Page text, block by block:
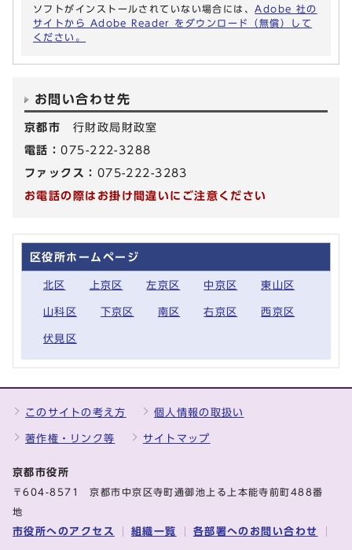
ソフトがインストールされていない場合には、 Adobe 社の
サイトから Adobe Reader をダウンロード（無償）して
ください。
お問い合わせ先
京都市 行財政局財政室
電話：075-222-3288
ファックス： 075-222-3283
お電話の際はお掛け間違いにご注意ください
区役所ホームページ
北区 上京区 左京区 中京区 東山区
山科区 下京区 南区 右京区 西京区
伏見区
このサイトの考え方 個人情報の取扱い
著作権・リンク等 サイトマップ
京都市役所
〒604-8571 京都市中京区寺町通御池上る上本能寺前町488番
地
市役所へのアクセス 組織一覧 各部署へのお問い合わせ